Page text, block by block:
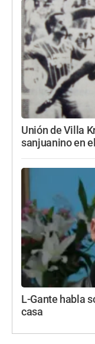
Unión de Villa
sanjuanino en
L-Gante habla
casa